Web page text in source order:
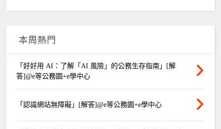
本周熱門
「好好用 AI：了解「AI 風險」的公務生存指南」[解
答]@e等公務園+e學中心
「認識網站無障礙」[解答]@e等公務園+e學中心